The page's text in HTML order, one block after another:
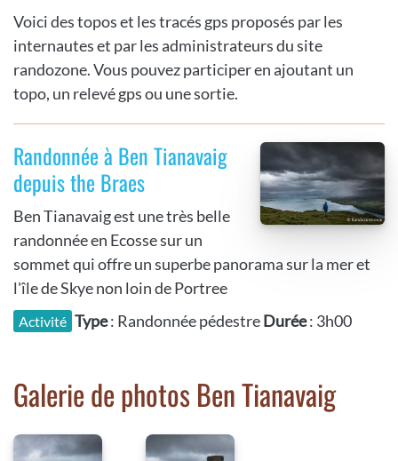
Voici des topos et les tracés gps proposés par les
internautes et par les administrateurs du site
randozone. Vous pouvez participer en ajoutant un
topo, un relevé gps ou une sortie.
Randonnée à Ben Tianavaig
depuis the Braes
Ben Tianavaig est une très belle
randonnée en Ecosse sur un
sommet qui offre un superbe panorama sur la mer et
l'île de Skye non loin de Portree
Activité Type: Randonnée pédestreDurée: 3h00
Galerie de photos Ben Tianavaig